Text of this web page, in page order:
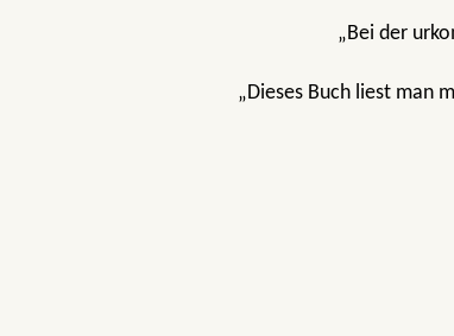
„Bei der
„Dieses Buch liest man